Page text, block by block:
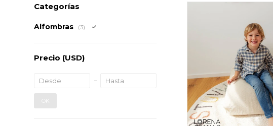
Categorías
Alfombras (3)
Precio (USD)
OK